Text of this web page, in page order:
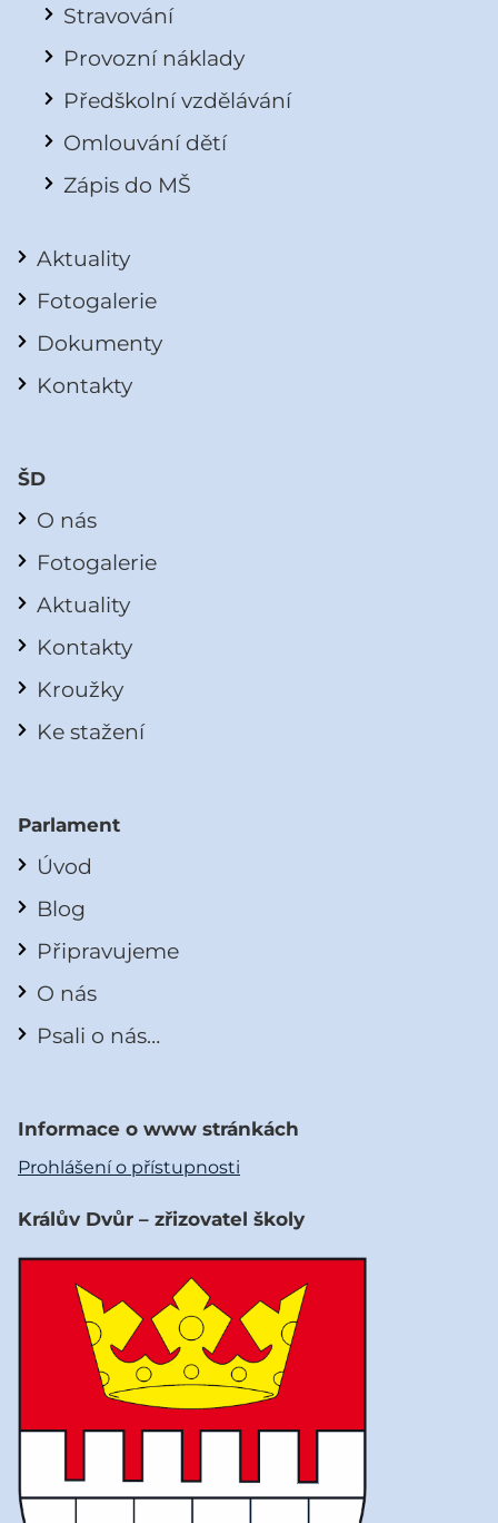
Stravování
Provozní náklady
Předškolní vzdělávání
Omlouvání dětí
Zápis do MŠ
Aktuality
Fotogalerie
Dokumenty
Kontakty
ŠD
O nás
Fotogalerie
Aktuality
Kontakty
Kroužky
Ke stažení
Parlament
Úvod
Blog
Připravujeme
O nás
Psali o nás…
Informace o www stránkách
Prohlášení o přístupnosti
Králův Dvůr – zřizovatel školy